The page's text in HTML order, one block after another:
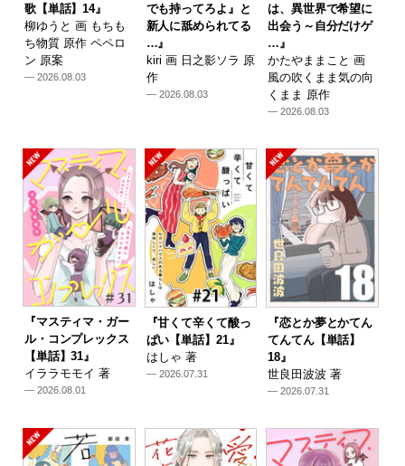
歌【単話】14』
柳ゆうと 画 もちも
ち物質 原作 ペペロ
ン 原案
— 2026.08.03
でも持ってろよ』と
新人に舐められてる
…』
kiri 画 日之影ソラ 原
作
— 2026.08.03
は、異世界で希望に
出会う～自分だけゲ
…』
かたやままこと 画
風の吹くまま気の向
くまま 原作
— 2026.08.03
『マスティマ・ガー
ル・コンプレックス
【単話】31』
イララモモイ 著
— 2026.08.01
『甘くて辛くて酸っ
ぱい【単話】21』
はしゃ 著
— 2026.07.31
『恋とか夢とかてん
てんてん【単話】
18』
世良田波波 著
— 2026.07.31